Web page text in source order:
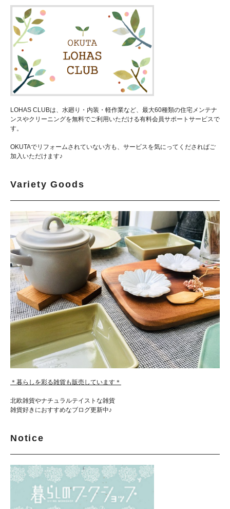
LOHAS CLUBは、水廻り・内装・軽作業など、最大60種類の住宅メンテナ
ンスやクリーニングを無料でご利用いただける有料会員サポートサービスで
す。
OKUTAでリフォームされていない方も、サービスを気にってくださればご
加入いただけます♪
Variety Goods
＊暮らしを彩る雑貨も販売しています＊
北欧雑貨やナチュラルテイストな雑貨
雑貨好きにおすすめなブログ更新中♪
Notice